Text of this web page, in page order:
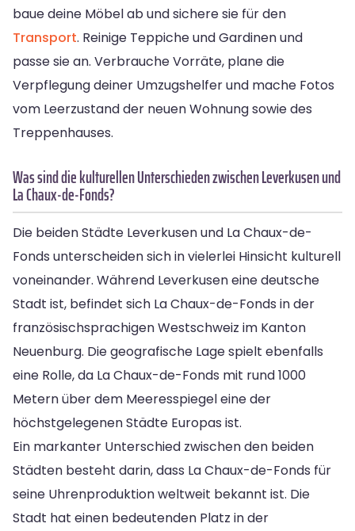
baue deine Möbel ab und sichere sie für den
Transport. Reinige Teppiche und Gardinen und
passe sie an. Verbrauche Vorräte, plane die
Verpflegung deiner Umzugshelfer und mache Fotos
vom Leerzustand der neuen Wohnung sowie des
Treppenhauses.
Was sind die kulturellen Unterschieden zwischen Leverkusen und
La Chaux-de-Fonds?
Die beiden Städte Leverkusen und La Chaux-de-
Fonds unterscheiden sich in vielerlei Hinsicht kulturell
voneinander. Während Leverkusen eine deutsche
Stadt ist, befindet sich La Chaux-de-Fonds in der
französischsprachigen Westschweiz im Kanton
Neuenburg. Die geografische Lage spielt ebenfalls
eine Rolle, da La Chaux-de-Fonds mit rund 1000
Metern über dem Meeresspiegel eine der
höchstgelegenen Städte Europas ist.
Ein markanter Unterschied zwischen den beiden
Städten besteht darin, dass La Chaux-de-Fonds für
seine Uhrenproduktion weltweit bekannt ist. Die
Stadt hat einen bedeutenden Platz in der